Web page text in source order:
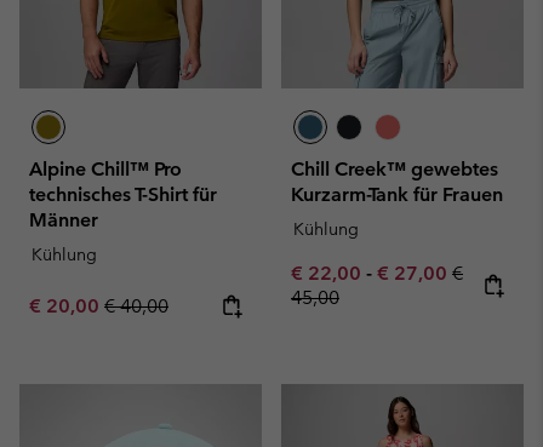
Alpine Chill™ Pro
technisches T-Shirt für
Männer
Kühlung
Sale price:
€ 20,00 Regular price:
€ 40,00
Chill Creek™ gewebtes
Kurzarm-Tank für Frauen
Kühlung
Minimum sale price:
€ 22,00 - Maximum sale
€ 27,00 Regular
€
45,00